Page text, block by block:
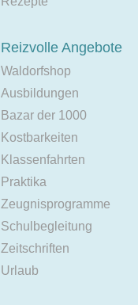
Reizvolle Angebote
Waldorfshop
Ausbildungen
Bazar der 1000
Kostbarkeiten
Klassenfahrten
Praktika
Zeugnisprogramme
Schulbegleitung
Zeitschriften
Urlaub